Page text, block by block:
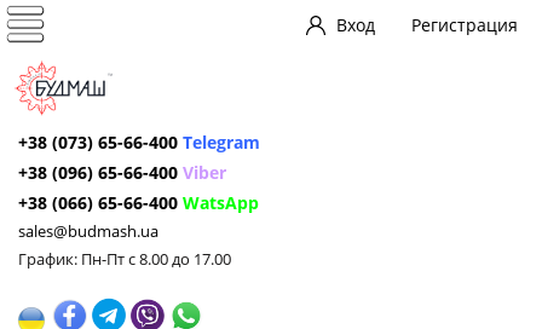
Вход Регистрация
+38 (073) 65-66-400 Telegram
+38 (096) 65-66-400 Viber
+38 (066) 65-66-400 WatsApp
sales@budmash.ua
График: Пн-Пт с 8.00 до 17.00